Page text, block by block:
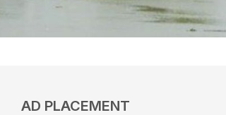
AD PLACEMENT